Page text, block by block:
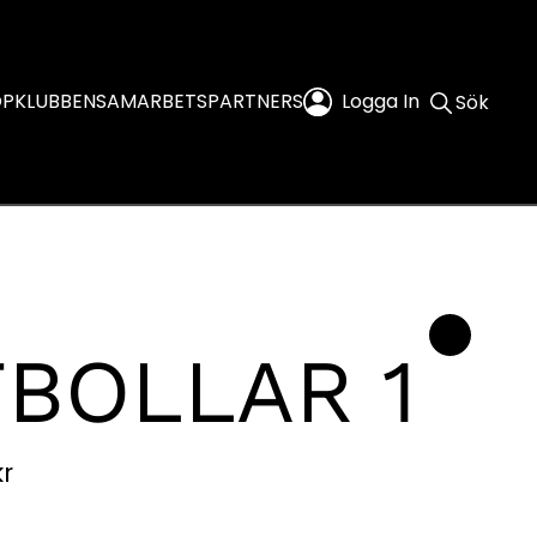
KLUBBENSAMARBETSPARTNERS Logga In Sök
1